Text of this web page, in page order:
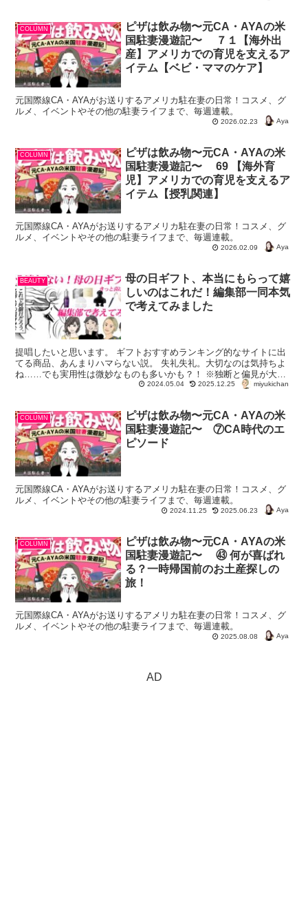
COLUMN
ピザは飲み物〜元CA・AYAの米
国駐妻漫遊記〜 ７１【海外出
産】アメリカでの育児を支えるア
イテム【ベビ・ママのケア】
元国際線CA・AYAがお送りするアメリカ駐在妻の日常！コスメ、グ
ルメ、イベントやその他の駐妻ライフまで、毎週連載。
2026.02.23 Aya
COLUMN
ピザは飲み物〜元CA・AYAの米
国駐妻漫遊記〜 69 【海外育
児】アメリカでの育児を支えるア
イテム【授乳関連】
元国際線CA・AYAがお送りするアメリカ駐在妻の日常！コスメ、グ
ルメ、イベントやその他の駐妻ライフまで、毎週連載。
2026.02.09 Aya
BEAUTY
母の日ギフト、本当にもらって嬉
しいのはこれだ！編集部一同本気
で考えてみました
提唱したいと思います。 ギフトおすすめランキング的なサイトに出
てる商品、あんまりハマらない説。 失礼失礼。大切なのは気持ちよ
ね……でも実用性は微妙なものも多いかも？！ ※独断と偏見が大い
2024.05.04 2025.12.25 miyukichan
COLUMN
ピザは飲み物〜元CA・AYAの米
国駐妻漫遊記〜 ⑦CA時代のエ
ピソード
元国際線CA・AYAがお送りするアメリカ駐在妻の日常！コスメ、グ
ルメ、イベントやその他の駐妻ライフまで、毎週連載。
2024.11.25 2025.06.23 Aya
COLUMN
ピザは飲み物〜元CA・AYAの米
国駐妻漫遊記〜 ㊸ 何が喜ばれ
る？一時帰国前のお土産探しの
旅！
元国際線CA・AYAがお送りするアメリカ駐在妻の日常！コスメ、グ
ルメ、イベントやその他の駐妻ライフまで、毎週連載。
2025.08.08 Aya
AD